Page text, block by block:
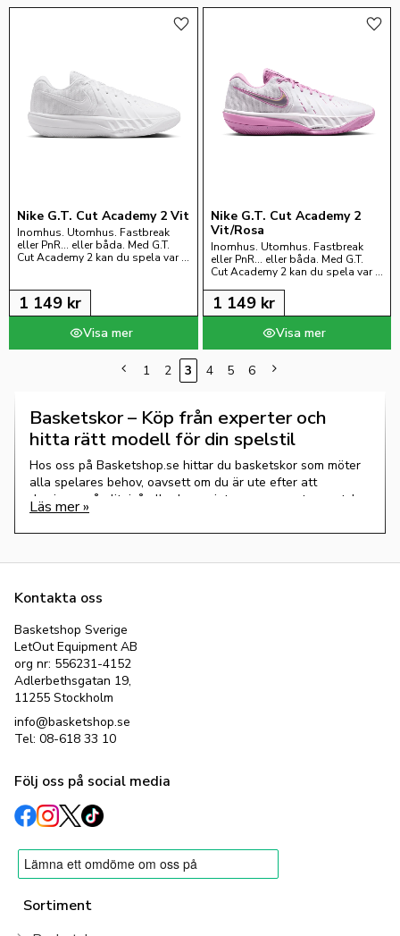
Nike G.T. Cut Academy 2 Vit
Inomhus. Utomhus. Fastbreak
eller PnR… eller båda. Med G.T.
Cut Academy 2 kan du spela var
1 149 kr
Lägg till i favoriter
Nike G.T. Cut Academy 2
Vit/Rosa
Inomhus. Utomhus. Fastbreak
eller PnR… eller båda. Med G.T.
Cut Academy 2 kan du spela var
1 149kr
1 2 3 4 5 6
Basketskor – Köp från experter och
hitta rätt modell för din spelstil
Hos oss på Basketshop.se hittar du basketskor som möter
alla spelares behov, oavsett om du är ute efter att
dominera på elitnivå eller bara njuta av en spontan match
med vänner.
bara ser bra ut utan också ger dig det stöd och komfort du
Basketskor är vår passion och vi har mångårig erfarenhet
inom branschen och kan det mesta om funktionella
sportskor. Vare sig du är kille eller tjej, elit eller glad
amatör, har breda eller smala fötter eller andra
specialbehov - vänd dig till oss och förvänta dig
exceptionell service!
Välkomna till oss i butiken på Adlerbethsgatan 19 i
Vad är speciellt med basketskor?
Basketskor är speciellt utformade för att möta de specifika
är några av de funktioner och egenskaper som gör dem
unika:
Stötdämpning: Basketskor är utrustade med
Kontakta oss
Basketshop Sverige
LetOut Equipment AB
org nr: 556231-4152
Adlerbethsgatan 19,
11255 Stockholm
info@basketshop.se
Tel: 08-618 33 10
Följ oss på social media
Sortiment